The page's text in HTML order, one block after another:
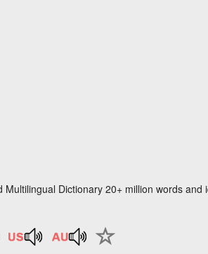
Multilingual Dictionary 20+ million words and